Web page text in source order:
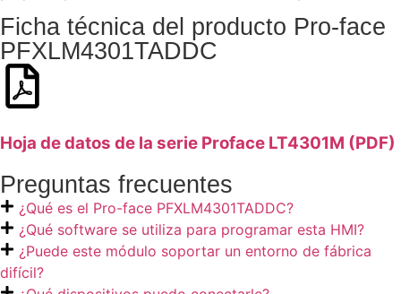
Ficha técnica del producto Pro-face
PFXLM4301TADDC
Hoja de datos de la serie Proface LT4301M (PDF)
Preguntas frecuentes
¿Qué es el Pro-face PFXLM4301TADDC?
¿Qué software se utiliza para programar esta HMI?
¿Puede este módulo soportar un entorno de fábrica
difícil?